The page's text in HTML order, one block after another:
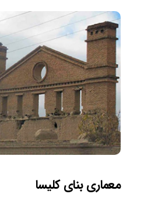
معماری بنای کلیسا